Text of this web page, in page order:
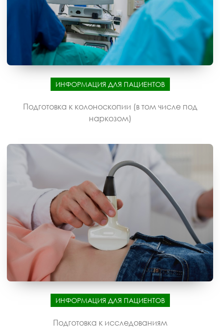
ИНФОРМАЦИЯ ДЛЯ ПАЦИЕНТОВ
Подготовка к колоноскопии (в том числе под
наркозом)
ИНФОРМАЦИЯ ДЛЯ ПАЦИЕНТОВ
Подготовка к исследованиям